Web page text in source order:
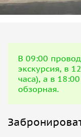
В 09:00
экскурсия, в
часа), а в
обзорная.